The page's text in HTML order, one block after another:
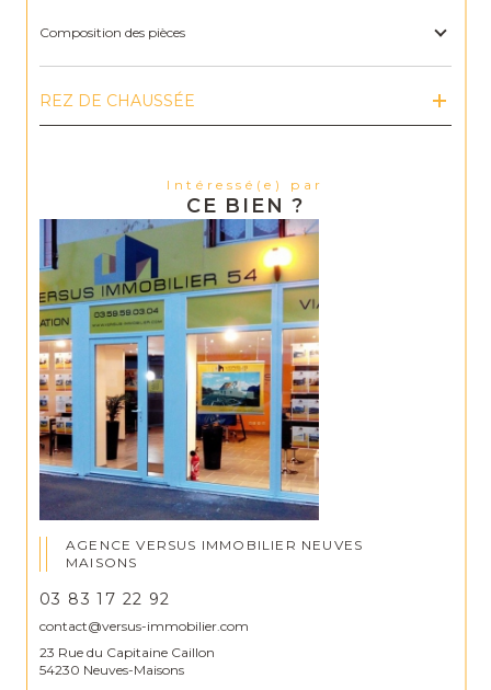
Composition des pièces
REZ DE CHAUSSÉE
Intéressé(e) par
CE BIEN ?
AGENCE VERSUS IMMOBILIER NEUVES
MAISONS
03 83 17 22 92
contact@versus-immobilier.com
23 Rue du Capitaine Caillon
54230 Neuves-Maisons